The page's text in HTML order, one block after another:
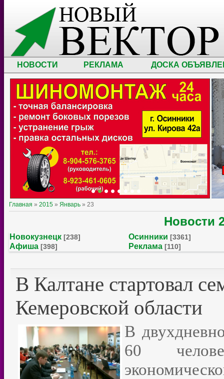
НОВОСТИ РЕКЛАМА ДОСКА
Главная » 2015 » Январь » 23
Новости
Новокузнецк [238] Осинники [3361]
Афиша [398] Реклама [110]
В Калтане стартовал
Кемеровской области
В
60